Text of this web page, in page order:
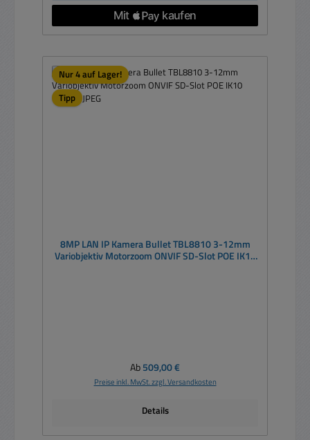
Nur 4 auf Lager!
Tipp
8MP LAN IP Kamera Bullet TBL8810 3-12mm
Variobjektiv Motorzoom ONVIF SD-Slot POE IK10
Regulärer Preis:
Ab509,00 €
Preise inkl. MwSt. zzgl. Versandkosten
Details